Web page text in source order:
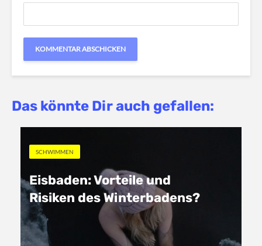
Das könnte Dir auch gefallen:
SCHWIMMEN
Eisbaden: Vorteile und
Risiken des Winterbadens?